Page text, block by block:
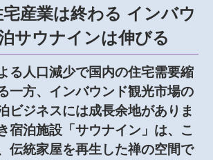
宅産業は終わる インバウ
サウナインは伸びる
る人口減少で国内の住宅需要縮
一方、インバウンド観光市場の
ビジネスには成長余地がありま
宿泊施設「サウナイン」は、こ
伝統家屋を再生した禅の空間で